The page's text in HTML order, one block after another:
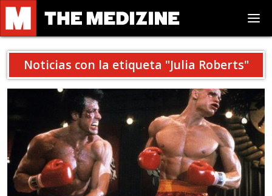
Noticias con la etiqueta "Julia Roberts"